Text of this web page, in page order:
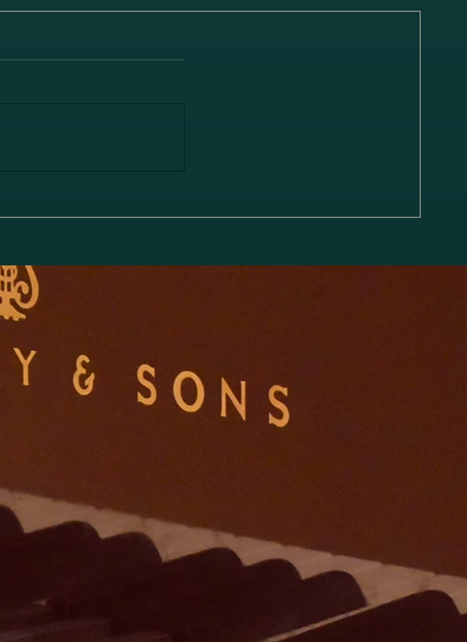
高橋聖子&川岸瞳「ブラーム